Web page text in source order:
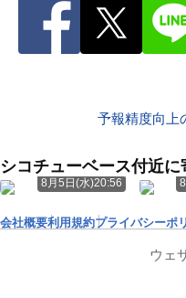
予報精度向上
シコチューベース付近
8月5日(水)20:56
会社概要利用規約プライバシーポ
ウェ